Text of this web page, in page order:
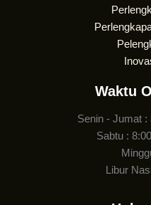
Waktu
Senin - Jumat :
Sabtu :
Libur